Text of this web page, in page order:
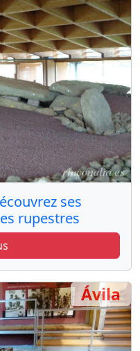
ses
rupestres
Ávila